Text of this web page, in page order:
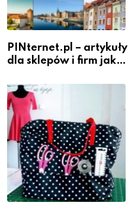
PINternet.pl – artykuły
dla sklepów i firm jako
widoczność